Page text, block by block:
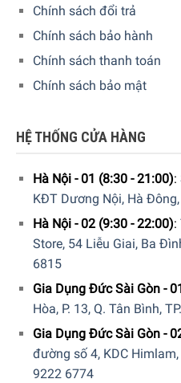
Chạy yên tĩnh
Chức năng chạy yên tĩnh
HQ7112 Air Force Hot &
hoặc làm mát hiệu suất cao
48 db (a) ở mức sưởi ấm
làm mát thấp nhất.
Chính sách đổi trả
Chính sách bảo hành
Chính sách thanh toán
Chính sách bảo mật
HỆ THỐNG CỬA HÀNG
Hà Nội - 01 (8:30 - 21:00):
KĐT Dương Nội, Hà
Hà Nội - 02 (9:30 - 22:00):
Store, 54 Liễu Giai, Ba
6815
Gia Dụng Đức Sài Gòn -
Hòa, P. 13, Q. Tân Bình,
Gia Dụng Đức Sài Gòn -
đường số 4, KDC Himlam,
9222 6774